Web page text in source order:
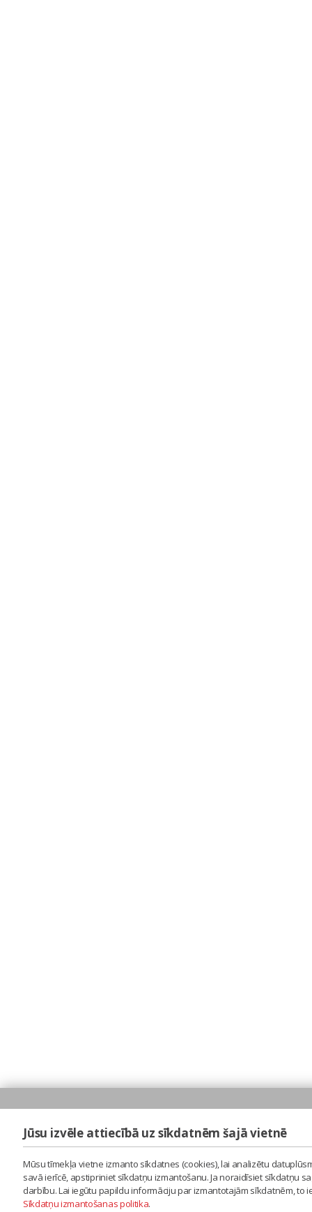
Jūsu izvēle attiecībā uz sīkdatnēm šajā vietnē
Mūsu tīmekļa vietne izmanto sīkdatnes (cookies), lai analizētu
savā ierīcē, apstipriniet sīkdatņu izmantošanu. Ja noraidīsiet sīkdatņu
darbību. Lai iegūtu papildu informāciju par izmantotajām sīkdatnēm,
Sīkdatņu izmantošanas politika.